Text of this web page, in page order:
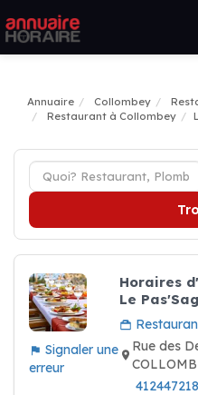
Annuaire Collombey
Restaurant à Collombey
Signaler une
erreur
Horaires
Le
Rue des